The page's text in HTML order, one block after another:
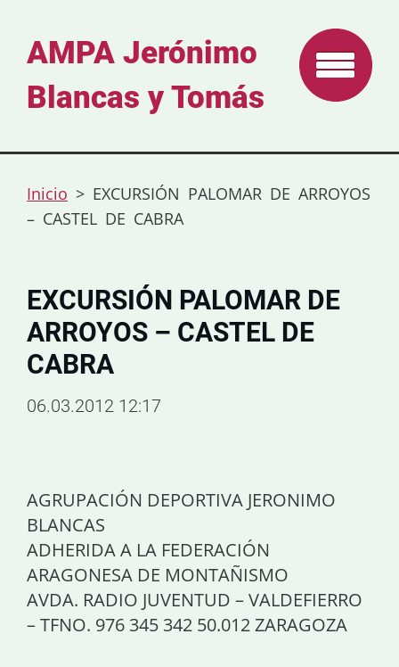
AMPA Jerónimo
Blancas y Tomás
Inicio > EXCURSIÓN PALOMAR DE ARROYOS
– CASTEL DE CABRA
EXCURSIÓN PALOMAR DE
ARROYOS – CASTEL DE
CABRA
06.03.2012 12:17
AGRUPACIÓN DEPORTIVA JERONIMO
BLANCAS
ADHERIDA A LA FEDERACIÓN
ARAGONESA DE MONTAÑISMO
AVDA. RADIO JUVENTUD – VALDEFIERRO
– TFNO. 976 345 342 50.012 ZARAGOZA